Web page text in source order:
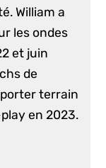
William a
les ondes
et juin
de
terrain
en 2023.